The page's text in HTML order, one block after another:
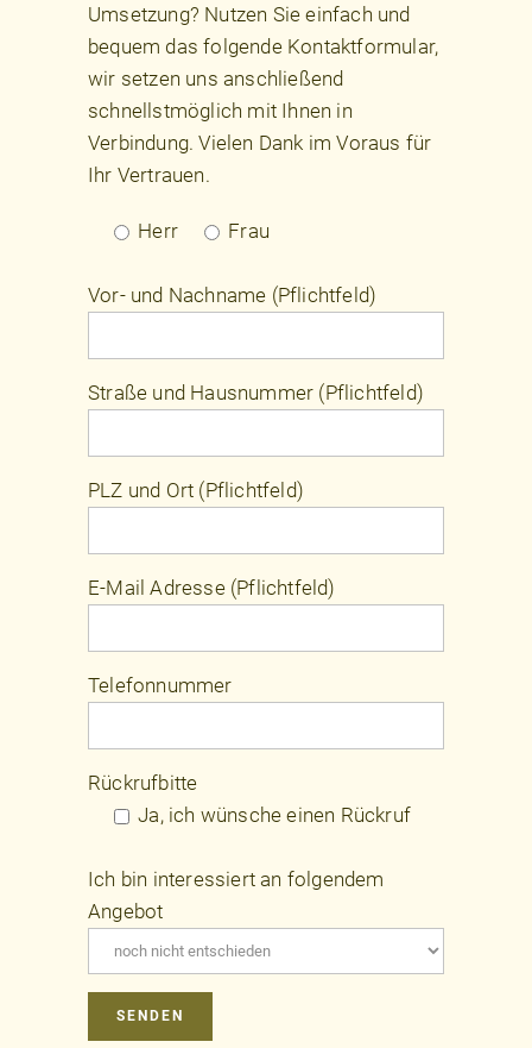
Umsetzung? Nutzen Sie einfach und
bequem das folgende Kontaktformular,
wir setzen uns anschließend
schnellstmöglich mit Ihnen in
Verbindung. Vielen Dank im Voraus für
Ihr Vertrauen.
Herr Frau
Vor- und Nachname (Pflichtfeld)
Straße und Hausnummer (Pflichtfeld)
PLZ und Ort (Pflichtfeld)
E-Mail Adresse (Pflichtfeld)
Telefonnummer
Rückrufbitte
Ja, ich wünsche einen Rückruf
Ich bin interessiert an folgendem
Angebot